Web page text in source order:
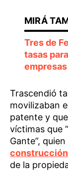
Tres de
tasas
Trascendió
movilizaban
patente y
víctimas que
Gante”,
construcción
de la